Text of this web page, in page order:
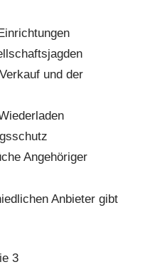
und der
Angehöriger
Anbieter gibt
3